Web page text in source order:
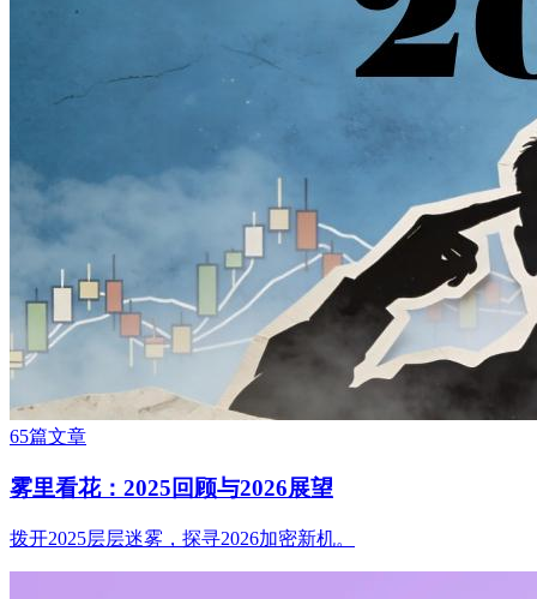
65篇文章
雾里看花：2025回顾与2026展望
拨开2025层层迷雾，探寻2026加密新机。